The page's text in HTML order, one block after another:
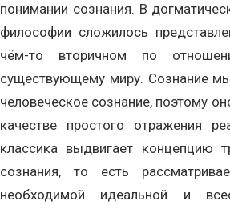
понимании сознания. В
философии сложилось
чём-то вторичном по
существующему миру. Сознание
человеческое сознание, поэтому
качестве простого отражения
классика выдвигает концепцию
сознания, то есть
необходимой идеальной и